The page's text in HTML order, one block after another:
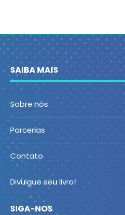
SAIBA MAIS
Sobre nós
Parcerias
Contato
Divulgue seu livro!
SIGA-NOS